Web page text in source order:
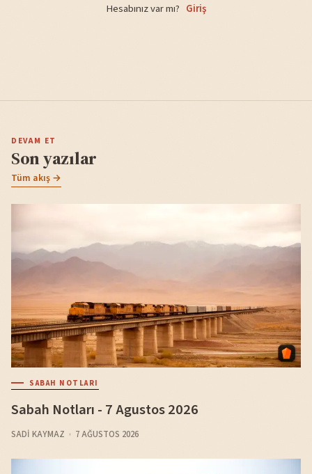
Hesabınız var mı? Giriş
DEVAM ET
Son yazılar
Tüm akış →
SABAH NOTLARI
Sabah Notları - 7 Agustos 2026
SADI KAYMAZ 7 AĞUSTOS 2026